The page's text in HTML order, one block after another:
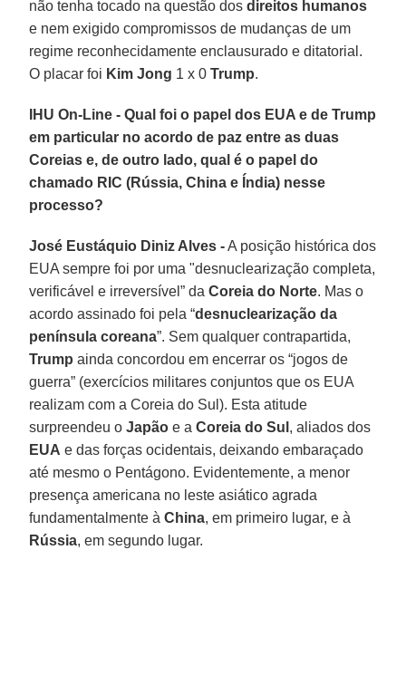
não tenha tocado na questão dosdireitos humanos
e nem exigido compromissos de mudanças de um
regime reconhecidamente enclausurado e ditatorial.
O placar foi Kim Jong 1 x 0Trump.
IHU On-Line - Qual foi o papel dos EUA e de Trump
em particular no acordo de paz entre as duas
Coreias e, de outro lado, qual é o papel do
chamado RIC (Rússia, China e Índia) nesse
processo?
José Eustáquio Diniz Alves -A posição histórica dos
EUA sempre foi por uma "desnuclearização completa,
verificável e irreversível” daCoreia do Norte. Mas o
acordo assinado foi pela “desnuclearização da
península coreana”. Sem qualquer contrapartida,
Trump ainda concordou em encerrar os “jogos de
guerra” (exercícios militares conjuntos que os EUA
realizam com a Coreia do Sul). Esta atitude
surpreendeu oJapão e aCoreia do Sul , aliados dos
EUA e das forças ocidentais, deixando embaraçado
até mesmo o Pentágono. Evidentemente, a menor
presença americana no leste asiático agrada
fundamentalmente àChina, em primeiro lugar, e à
Rússia, em segundo lugar.